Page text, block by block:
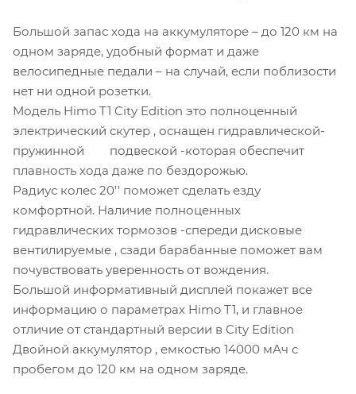
Большой запас хода на аккумуляторе – до 120 км на
одном заряде, удобный формат и даже
велосипедные педали – на случай, если поблизости
нет ни одной розетки.
Модель Himo T1 City Edition это полноценный
электрический скутер , оснащен гидравлической-
пружинной подвеской -которая обеспечит
плавность хода даже по бездорожью.
Радиус колес 20'' поможет сделать езду
комфортной. Наличие полноценных
гидравлических тормозов -спереди дисковые
вентилируемые , сзади барабанные поможет вам
почувствовать уверенность от вождения.
Большой информативный дисплей покажет все
информацию о параметрах Himo T1, и главное
отличие от стандартный версии в City Edition
Двойной аккумулятор , емкостью 14000 мАч с
пробегом до 120 км на одном заряде.